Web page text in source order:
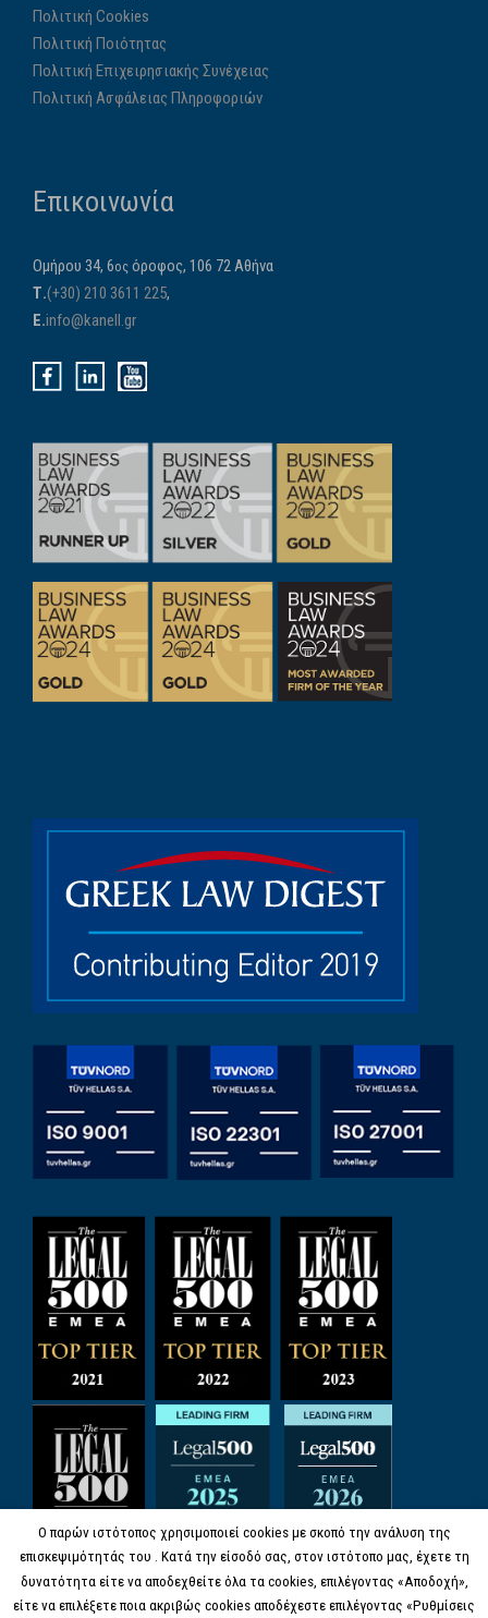
Πολιτική Cookies
Πολιτική Ποιότητας
Πολιτική Επιχειρησιακής Συνέχειας
Πολιτική Ασφάλειας Πληροφοριών
Επικοινωνία
Ομήρου 34, 6ος όροφος, 106 72 Αθήνα
Τ.(+30) 210 3611 225,
E.info@kanell.gr
Ο παρών ιστότοπος χρησιμοποιεί cookies με σκοπό την ανάλυση της
επισκεψιμότητάς του . Κατά την είσοδό σας, στον ιστότοπο μας, έχετε τη
δυνατότητα είτε να αποδεχθείτε όλα τα cookies, επιλέγοντας «Αποδοχή»,
είτε να επιλέξετε ποια ακριβώς cookies αποδέχεστε επιλέγοντας «Ρυθμίσεις